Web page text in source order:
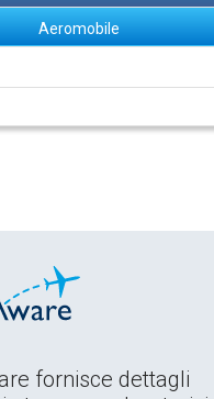
Aeromobile
fornisce dettagli